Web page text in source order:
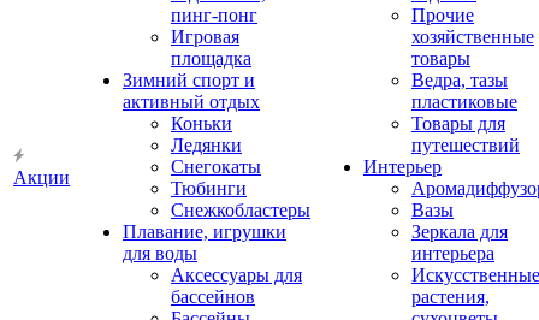
Акции
пинг-понг
Игровая
площадка
Зимний спорт и
активный отдых
Коньки
Ледянки
Снегокаты
Тюбинги
Снежкобластеры
Плавание, игрушки
для воды
Аксессуары для
бассейнов
Прочие
хозяйственные
товары
Ведра, тазы
пластиковые
Товары для
путешествий
Интерьер
Вазы
Зеркала для
интерьера
Искусственные
растения,